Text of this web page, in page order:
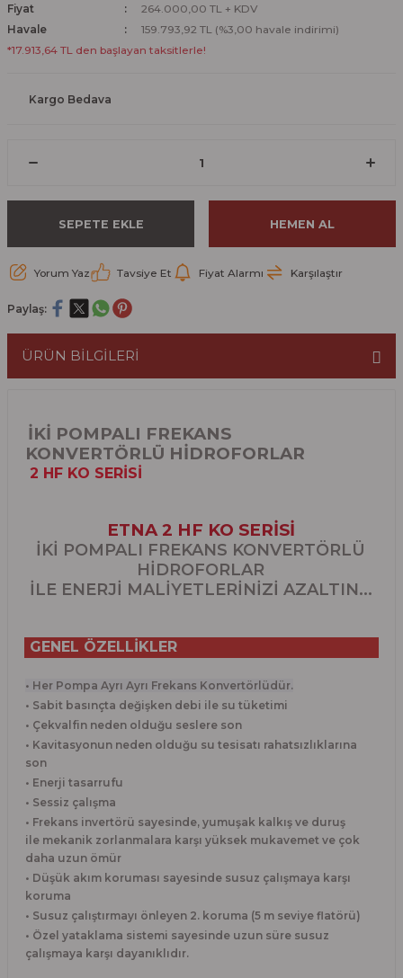
Fiyat
264.000,00 TL + KDV
Havale
159.793,92 TL (%3,00 havale indirimi)
*17.913,64 TL den başlayan taksitlerle!
Kargo Bedava
SEPETE EKLE HEMEN AL
Yorum Yaz Tavsiye Et Fiyat Alarmı Karşılaştır
Paylaş:
ÜRÜN BİLGİLERİ
İKİ POMPALI FREKANS
KONVERTÖRLÜ HİDROFORLAR
2 HF KO SERİSİ
ETNA 2 HF KO SERİSİ
İKİ POMPALI FREKANS KONVERTÖRLÜ
HİDROFORLAR
İLE ENERJİ MALİYETLERİNİZİ AZALTIN...
GENEL ÖZELLİKLER
• Her Pompa Ayrı Ayrı Frekans Konvertörlüdür.
• Sabit basınçta değişken debi ile su tüketimi
• Çekvalfin neden olduğu seslere son
• Kavitasyonun neden olduğu su tesisatı rahatsızlıklarına
son
• Enerji tasarrufu
• Sessiz çalışma
• Frekans invertörü sayesinde, yumuşak kalkış ve duruş
ile mekanik zorlanmalara karşı yüksek mukavemet ve çok
daha uzun ömür
• Düşük akım koruması sayesinde susuz çalışmaya karşı
koruma
• Susuz çalıştırmayı önleyen 2. koruma (5 m seviye flatörü)
• Özel yataklama sistemi sayesinde uzun süre susuz
çalışmaya karşı dayanıklıdır.